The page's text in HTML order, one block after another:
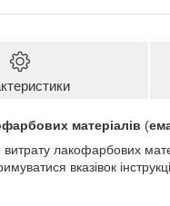
матеріалів (
витрату лакофарбових
вказівок